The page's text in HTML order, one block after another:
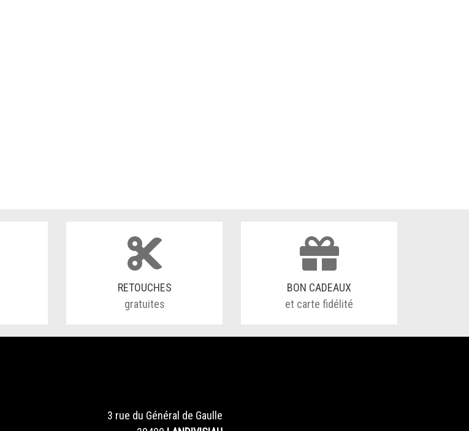
RETOUCHES
gratuites
BON CADEAUX
et carte fidélité
3 rue du Général de Gaulle